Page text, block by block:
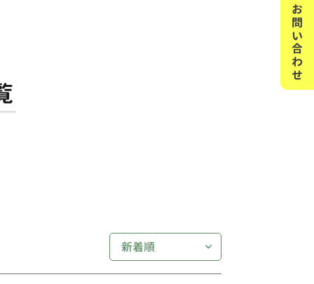
お問い合わせ